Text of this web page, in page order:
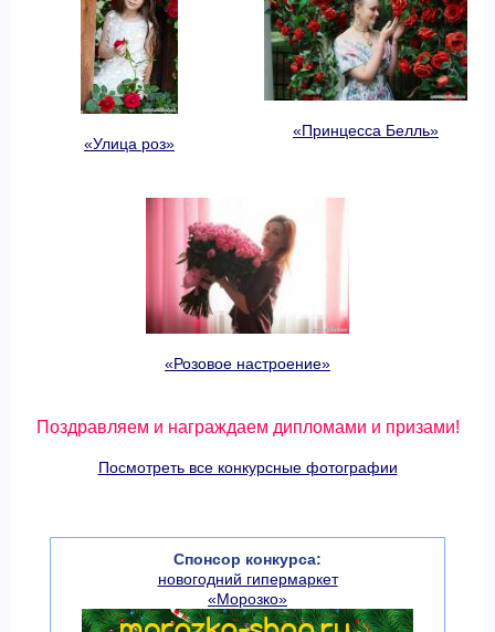
«Улица роз»
«Принцесса Белль»
«Розовое настроение»
Поздравляем и награждаем дипломами и призами!
Посмотреть все конкурсные фотографии
Спонсор конкурса:
новогодний гипермаркет
«Морозко»